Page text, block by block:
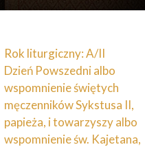
Rok liturgiczny: A/II
Dzień Powszedni albo
wspomnienie świętych
męczenników Sykstusa II,
papieża, i towarzyszy albo
wspomnienie św. Kajetana,